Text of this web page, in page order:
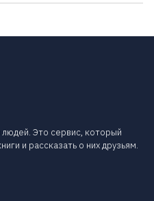
Это сервис, который
и рассказать о них друзьям.